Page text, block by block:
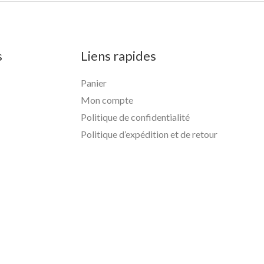
Liens rapides
Panier
Mon compte
Politique de confidentialité
Politique d’expédition et de retour